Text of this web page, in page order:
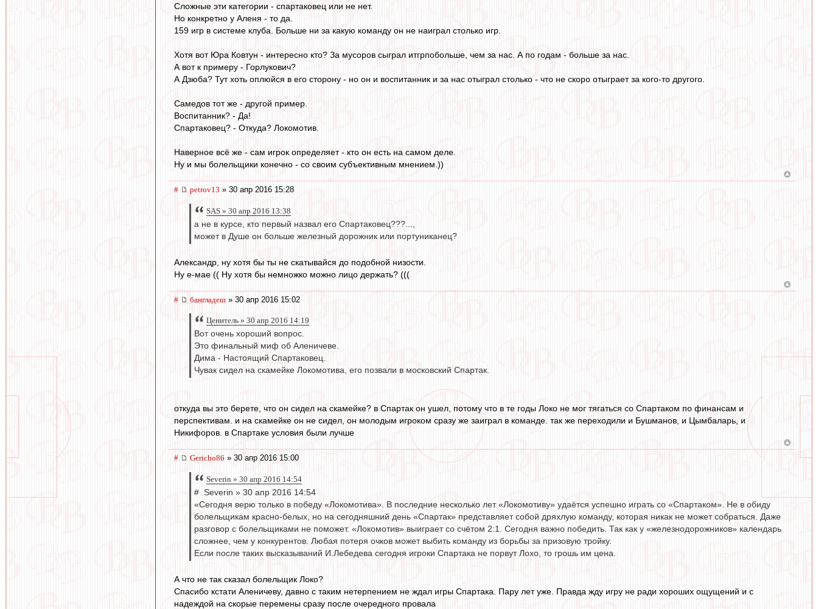
Сложные эти категории - спартаковец или не нет.
Но конкретно у Аленя - то да.
159 игр в системе клуба. Больше ни за какую команду он не наиграл столько игр.
Хотя вот Юра Ковтун - интересно кто? За мусоров сыграл итгрпобольше, чем за нас. А по годам - больше за нас.
А вот к примеру - Горлукович?
А Дзюба? Тут хоть оплюйся в его сторону - но он и воспитанник и за нас отыграл столько - что не скоро отыграет за кого-то другого.
Самедов тот же - другой пример.
Воспитанник? - Да!
Спартаковец? - Откуда? Локомотив.
Наверное всё же - сам игрок определяет - кто он есть на самом деле.
Ну и мы болельщики конечно - со своим субъективным мнением.))
# petrov13 » 30 апр 2016 15:28
SAS » 30 апр 2016 13:38
а не в курсе, кто первый назвал его Спартаковец???...,
может в Душе он больше железный дорожник или портуниканец?
Александр, ну хотя бы ты не скатывайся до подобной низости.
Ну е-мае (( Ну хотя бы немножко можно лицо держать? (((
# бангладеш » 30 апр 2016 15:02
Ценитель » 30 апр 2016 14:19
Вот очень хороший вопрос.
Это финальный миф об Аленичеве.
Дима - Настоящий Спартаковец.
Чувак сидел на скамейке Локомотива, его позвали в московский Спартак.
откуда вы это берете, что он сидел на скамейке? в Спартак он ушел, потому что в те годы Локо не мог тягаться со Спартаком по финансам и
перспективам. и на скамейке он не сидел, он молодым игроком сразу же заиграл в команде. так же переходили и Бушманов, и Цымбаларь, и
Никифоров. в Спартаке условия были лучше
# Gericho86 » 30 апр 2016 15:00
Severin » 30 апр 2016 14:54
# Severin » 30 апр 2016 14:54
«Сегодня верю только в победу «Локомотива». В последние несколько лет «Локомотиву» удаётся успешно играть со «Спартаком». Не в обиду
болельщикам красно-белых, но на сегодняшний день «Спартак» представляет собой дряхлую команду, которая никак не может собраться. Даже
разговор с болельщиками не поможет. «Локомотив» выиграет со счётом 2:1. Сегодня важно победить. Так как у «железнодорожников» календарь
сложнее, чем у конкурентов. Любая потеря очков может выбить команду из борьбы за призовую тройку.
Если после таких высказываний И.Лебедева сегодня игроки Спартака не порвут Лохо, то грошь им цена.
А что не так сказал болельщик Локо?
Спасибо кстати Аленичеву, давно с таким нетерпением не ждал игры Спартака. Пару лет уже. Правда жду игру не ради хороших ощущений и с
надеждой на скорые перемены сразу после очередного провала